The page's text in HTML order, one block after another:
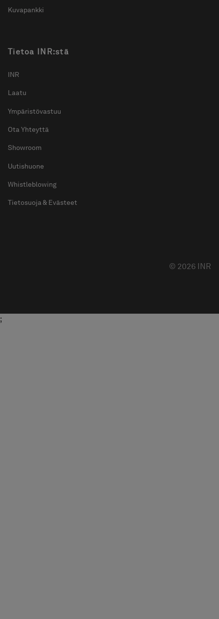
Kuvapankki
Tietoa INR:stä
INR
Laatu
Ympäristövastuu
Ota Yhteyttä
Showroom
Uutishuone
Whistleblowing
Tietosuoja & Evästeet
© 2026 INR
;